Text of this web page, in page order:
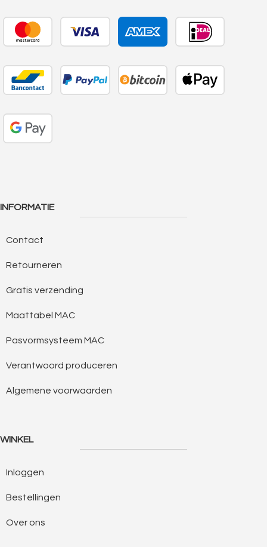
INFORMATIE
Contact
Retourneren
Gratis verzending
Maattabel MAC
Pasvormsysteem MAC
Verantwoord produceren
Algemene voorwaarden
WINKEL
Inloggen
Bestellingen
Over ons